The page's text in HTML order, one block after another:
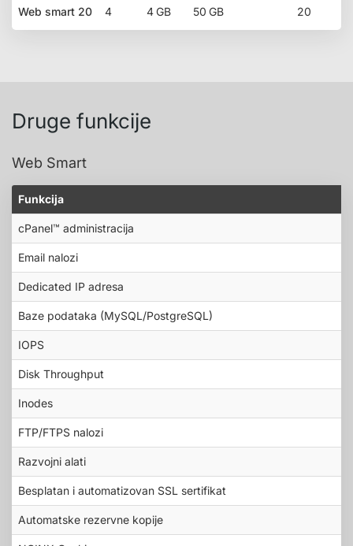
Web smart 20 4 4 GB 50 GB 20
Druge funkcije
Web Smart
Funkcija
cPanel™ administracija
Email nalozi
Dedicated IP adresa
Baze podataka (MySQL/PostgreSQL)
IOPS
Disk Throughput
Inodes
FTP/FTPS nalozi
Razvojni alati
Besplatan i automatizovan SSL sertifikat
Automatske rezervne kopije